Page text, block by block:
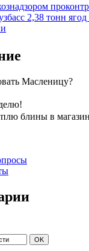
2,38 тонн ягод
Масленицу?
блины в